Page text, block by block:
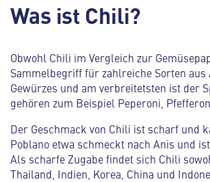
Was ist Chili?
Obwohl Chili im Vergleich zur
Sammelbegriff für zahlreiche Sorten
Gewürzes und am verbreitetsten ist der
gehören zum Beispiel Peperoni,
Der Geschmack von Chili ist scharf und
Poblano etwa schmeckt nach Anis und
Als scharfe Zugabe findet sich Chili
Thailand, Indien, Korea, China und